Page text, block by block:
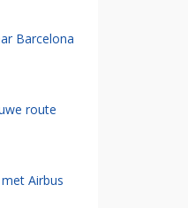
Barcelona
route
Airbus